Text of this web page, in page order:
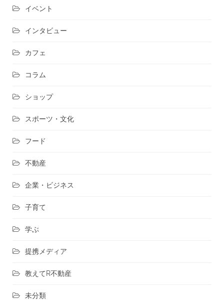
イベント
インタビュー
カフェ
コラム
ショップ
スポーツ・文化
フード
不動産
企業・ビジネス
子育て
学ぶ
提携メディア
教えてR不動産
未分類